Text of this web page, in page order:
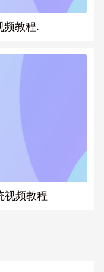
频教程.
视频教程